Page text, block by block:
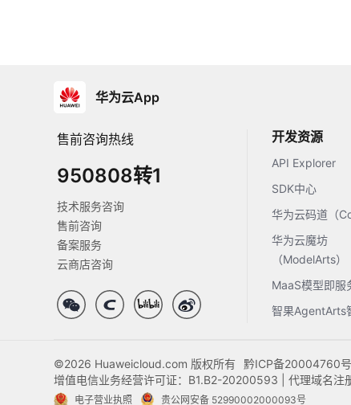
华为云App
售前咨询热线
950808转1
技术服务咨询
售前咨询
备案服务
云商店咨询
开发资源
API Explorer
SDK中心
华为云码道（
华为云魔坊
（ModelArts）
MaaS模型即服
智果AgentArts
©2026 Huaweicloud.com 版权所有 黔ICP备20004760
增值电信业务经营许可证：B1.B2-20200593 | 代理域名注
电子营业执照 贵公网安备 52990002000093号